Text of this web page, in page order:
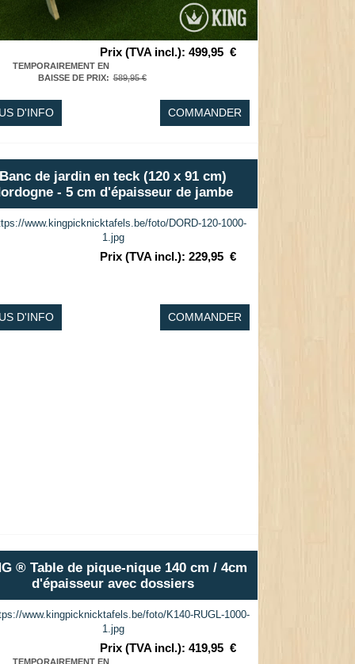
Prix (TVA incl.): 499,95 €
TEMPORAIREMENT EN
BAISSE DE PRIX: 589,95 €
D'INFO COMMANDER
Banc de jardin en teck (120 x 91 cm)
- 5 cm d'épaisseur de jambe
Prix (TVA incl.): 229,95 €
D'INFO COMMANDER
® Table de pique-nique 140 cm / 4cm
d'épaisseur avec dossiers
Prix (TVA incl.): 419,95 €
TEMPORAIREMENT EN